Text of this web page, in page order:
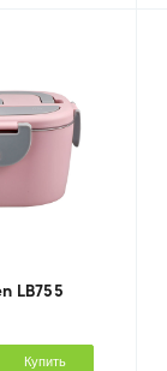
LB755
Купить